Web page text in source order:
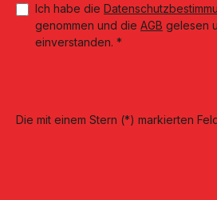
Ich habe die
genommen und die AGB gelesen
einverstanden. *
Die mit einem Stern (*) markierten